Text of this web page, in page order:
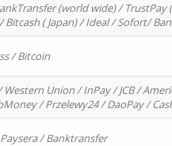
(world wide) / TrustPay
( Japan) / Ideal / Sofort/
/ Bitcoin
Union / InPay / JCB /
/ Przelewy24 / DaoPay /
/ Banktransfer